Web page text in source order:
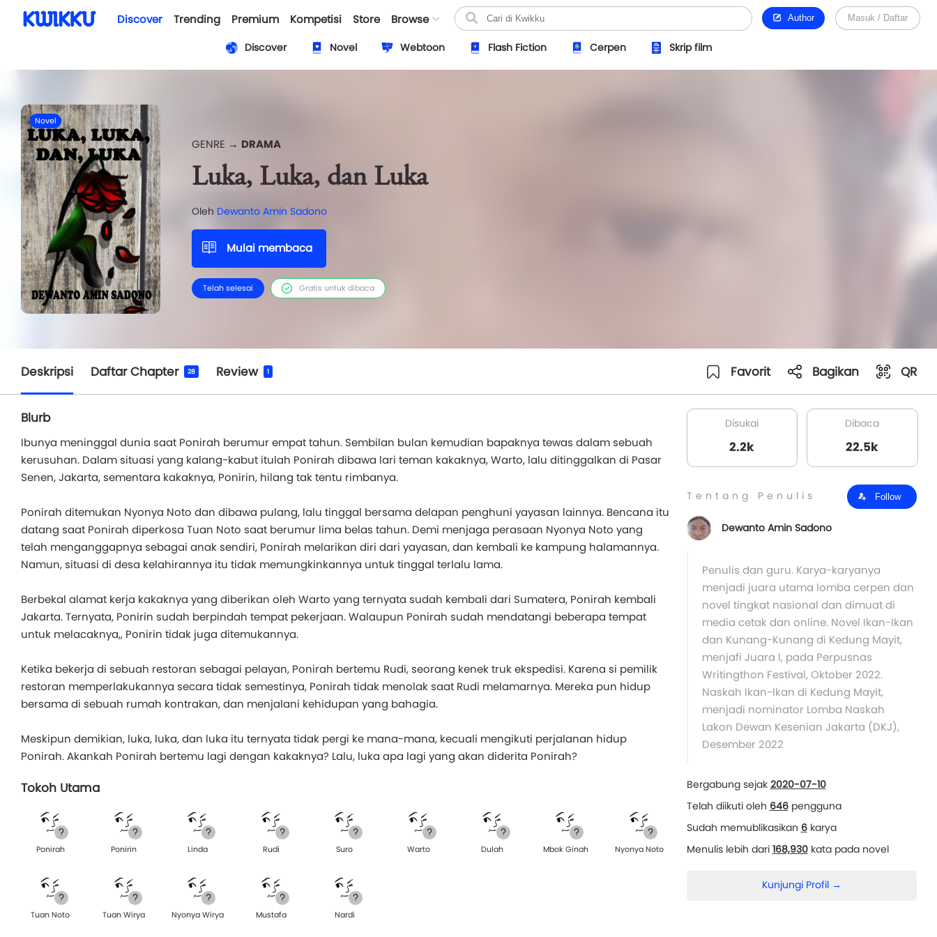
Discover Trending Premium Kompetisi Store Browse Author Masuk / Daftar
Discover Novel Webtoon Flash Fiction Cerpen Skrip film
Novel
GENRE → DRAMA
Luka, Luka, dan Luka
Oleh Dewanto Amin Sadono
Mulai membaca
Telah selesai Gratis untuk dibaca
Deskripsi Daftar Chapter 28 Review 1 Favorit Bagikan QR
Blurb
Ibunya meninggal dunia saat Ponirah berumur empat tahun. Sembilan bulan kemudian bapaknya tewas dalam sebuah
kerusuhan. Dalam situasi yang kalang-kabut itulah Ponirah dibawa lari teman kakaknya, Warto, lalu ditinggalkan di Pasar
Senen, Jakarta, sementara kakaknya, Ponirin, hilang tak tentu rimbanya.
Ponirah ditemukan Nyonya Noto dan dibawa pulang, lalu tinggal bersama delapan penghuni yayasan lainnya. Bencana itu
datang saat Ponirah diperkosa Tuan Noto saat berumur lima belas tahun. Demi menjaga perasaan Nyonya Noto yang
telah menganggapnya sebagai anak sendiri, Ponirah melarikan diri dari yayasan, dan kembali ke kampung halamannya.
Namun, situasi di desa kelahirannya itu tidak memungkinkannya untuk tinggal terlalu lama.
Berbekal alamat kerja kakaknya yang diberikan oleh Warto yang ternyata sudah kembali dari Sumatera, Ponirah kembali
Jakarta. Ternyata, Ponirin sudah berpindah tempat pekerjaan. Walaupun Ponirah sudah mendatangi beberapa tempat
untuk melacaknya,, Ponirin tidak juga ditemukannya.
Ketika bekerja di sebuah restoran sebagai pelayan, Ponirah bertemu Rudi, seorang kenek truk ekspedisi. Karena si pemilik
restoran memperlakukannya secara tidak semestinya, Ponirah tidak menolak saat Rudi melamarnya. Mereka pun hidup
bersama di sebuah rumah kontrakan, dan menjalani kehidupan yang bahagia.
Meskipun demikian, luka, luka, dan luka itu ternyata tidak pergi ke mana-mana, kecuali mengikuti perjalanan hidup
Ponirah. Akankah Ponirah bertemu lagi dengan kakaknya? Lalu, luka apa lagi yang akan diderita Ponirah?
Tokoh Utama
Ponirah Ponirin Linda Rudi Suro Warto Dulah Mbok Ginah Nyonya Noto
Tuan Noto Tuan Wirya Nyonya Wirya Mustafa Nardi
Disukai
2.2k
Dibaca
22.5k
Tentang Penulis Follow
Dewanto Amin Sadono
Penulis dan guru. Karya-karyanya
menjadi juara utama lomba cerpen dan
novel tingkat nasional dan dimuat di
media cetak dan online. Novel Ikan-Ikan
dan Kunang-Kunang di Kedung Mayit,
menjafi Juara I, pada Perpusnas
Writingthon Festival, Oktober 2022.
Naskah Ikan-Ikan di Kedung Mayit,
menjadi nominator Lomba Naskah
Lakon Dewan Kesenian Jakarta (DKJ),
Desember 2022
Bergabung sejak 2020-07-10
Telah diikuti oleh 646pengguna
Sudah memublikasikan 6karya
Menulis lebih dari 168,930kata pada novel
Kunjungi Profil →